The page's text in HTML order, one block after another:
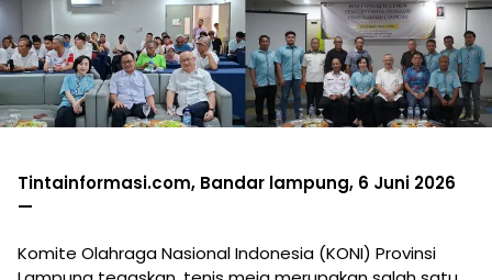
Tintainformasi.com, Bandar lampung, 6 Juni 2026
—
Komite Olahraga Nasional Indonesia (KONI) Provinsi